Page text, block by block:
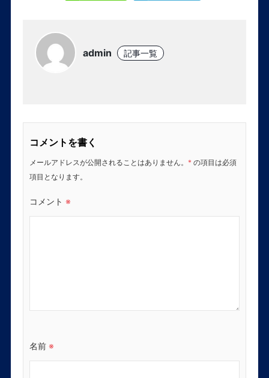
admin 記事一覧
コメントを書く
メールアドレスが公開されることはありません。 * の項目は必須
項目となります。
コメント ※
名前 ※